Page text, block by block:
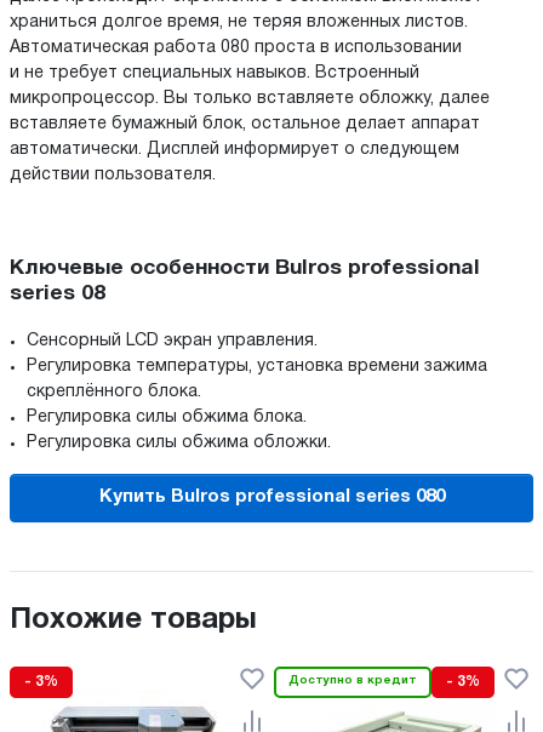
храниться долгое время, не теряя вложенных листов.
Автоматическая работа 080 проста в использовании
и не требует специальных навыков. Встроенный
микропроцессор. Вы только вставляете обложку, далее
вставляете бумажный блок, остальное делает аппарат
автоматически. Дисплей информирует о следующем
действии пользователя.
Ключевые особенности Bulros professional
series 08
Сенсорный LCD экран управления.
Регулировка температуры, установка времени зажима
скреплённого блока.
Регулировка силы обжима блока.
Регулировка силы обжима обложки.
Купить Bulros professional series 080
Похожие товары
- 3% Доступно в кредит - 3%